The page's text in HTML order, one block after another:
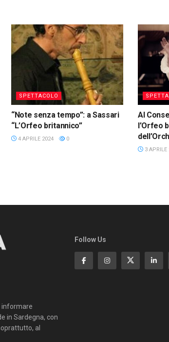
SPETTACOLO
“Note senza tempo”: a Sassari
“L’Orfeo britannico”
4 APRILE 2024 0
Al
l’Orfeo
3 APRILE
informare
in Sardegna, con
al
Follow Us